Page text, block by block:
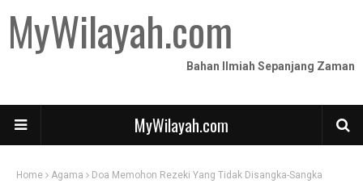
MyWilayah.com
Bahan Ilmiah Sepanjang Zaman
MyWilayah.com
Home Agama Doa Memohon Rezeki Yang Tidak Disangka-Sangka